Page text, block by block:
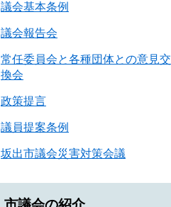
議会基本条例
議会報告会
常任委員会と各種団体との意見交
換会
政策提言
議員提案条例
坂出市議会災害対策会議